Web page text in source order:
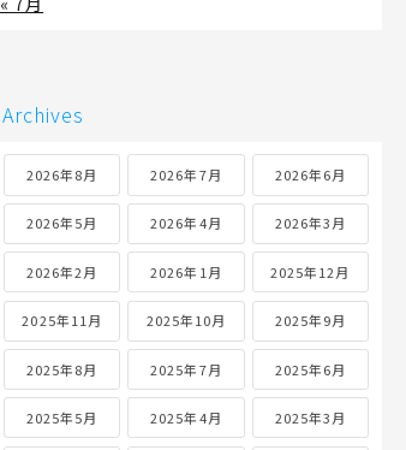
Archives
2026年8月 2026年7月 2026年6月
2026年5月 2026年4月 2026年3月
2026年2月 2026年1月 2025年12月
2025年11月 2025年10月 2025年9月
2025年8月 2025年7月 2025年6月
2025年5月 2025年4月 2025年3月